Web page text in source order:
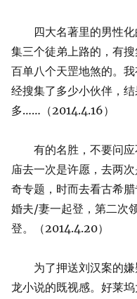
四大名著里的男性化
集三个徒弟上路的，有
百单八个天罡地煞的。
经搜集了多少小伙伴，
多……（2014.4.16）
有的名胜，不要问应
庙去一次是许愿，去两
奇专题，时而去看古希
婚夫/妻一起登，第二次
登。（2014.4.20）
为了押送刘汉案的嫌
龙小说的既视感。好莱